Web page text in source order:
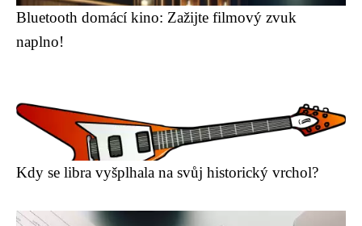
Bluetooth domácí kino: Zažijte filmový zvuk
naplno!
Kdy se libra vyšplhala na svůj historický vrchol?